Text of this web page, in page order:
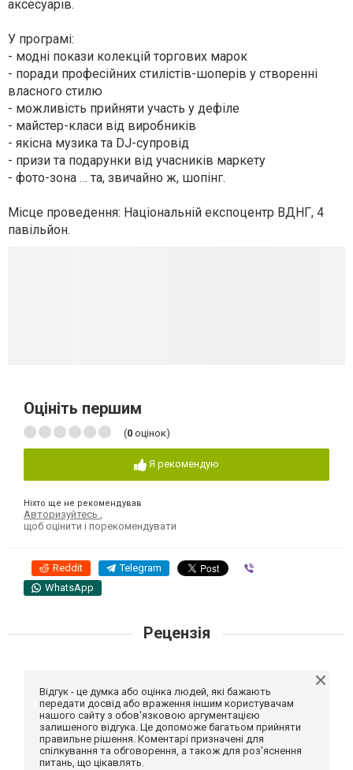
аксесуарів.
У програмі:
- модні покази колекцій торгових марок
- поради професійних стилістів-шоперів у створенні
власного стилю
- можливість прийняти участь у дефіле
- майстер-класи від виробників
- якісна музика та DJ-супровід
- призи та подарунки від учасників маркету
- фото-зона … та, звичайно ж, шопінг.
Місце проведення: Національній експоцентр ВДНГ, 4
павільйон.
Оцініть першим
(0 оцінок)
Я рекомендую
Ніхто ще не рекомендував
Авторизуйтесь
щоб оцінити і порекомендувати
Reddit Telegram
WhatsApp
Рецензія
Відгук - це думка або оцінка людей, які бажають
передати досвід або враження іншим користувачам
нашого сайту з обов'язковою аргументацією
залишеного відгука. Це допоможе багатьом прийняти
правильне рішення. Коментарі призначені для
спілкування та обговорення, а також для роз'яснення
питань, що цікавлять.